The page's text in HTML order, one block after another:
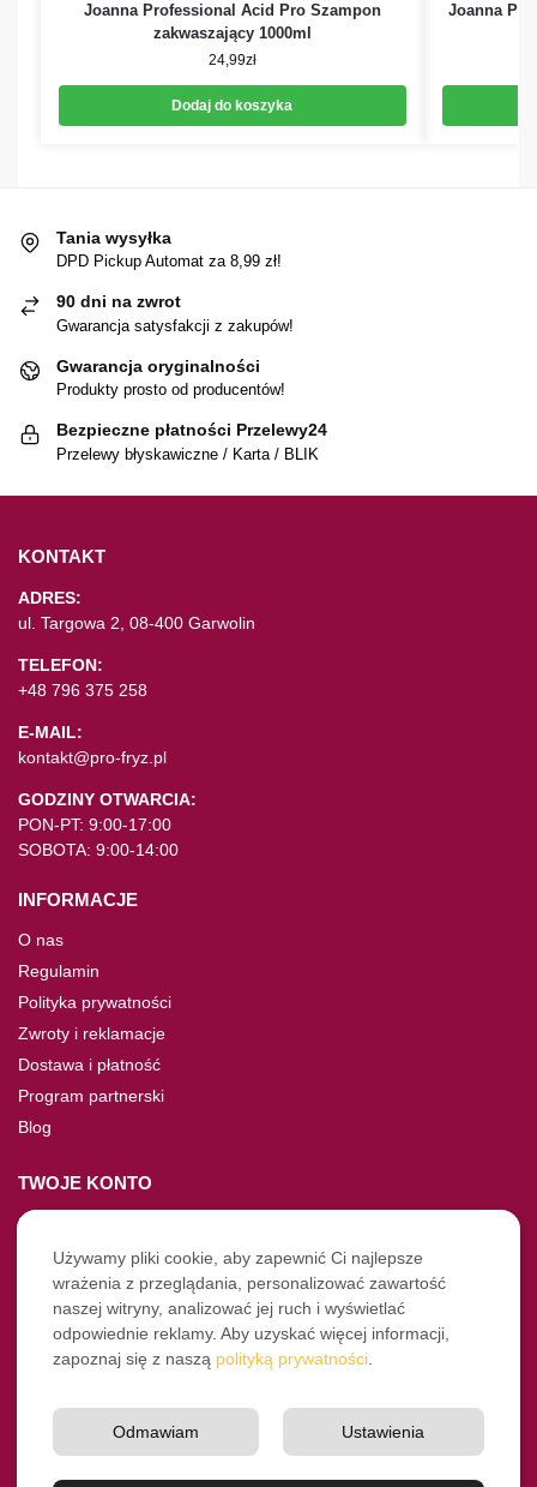
Joanna Professional Acid Pro Szampon
zakwaszający 1000ml
24,99zł
Dodaj do koszyka
Joanna
Tania wysyłka
DPD Pickup Automat za 8,99 zł!
90 dni na zwrot
Gwarancja satysfakcji z zakupów!
Gwarancja oryginalności
Produkty prosto od producentów!
Bezpieczne płatności Przelewy24
Przelewy błyskawiczne / Karta / BLIK
KONTAKT
ADRES:
ul. Targowa 2, 08-400 Garwolin
TELEFON:
+48 796 375 258
E-MAIL:
kontakt@pro-fryz.pl
GODZINY OTWARCIA:
PON-PT: 9:00-17:00
SOBOTA: 9:00-14:00
INFORMACJE
O nas
Regulamin
Polityka prywatności
Zwroty i reklamacje
Dostawa i płatność
Program partnerski
Blog
TWOJE KONTO
Moje konto
Nie pamiętasz hasła?
Twoje zamówienia
NASZE SOCIALE
Instagram
Używamy pliki cookie, aby zapewnić Ci najlepsze
wrażenia z przeglądania, personalizować zawartość
naszej witryny, analizować jej ruch i wyświetlać
odpowiednie reklamy. Aby uzyskać więcej informacji,
zapoznaj się z naszą polityką prywatności
Ustawienia
Odmawiam